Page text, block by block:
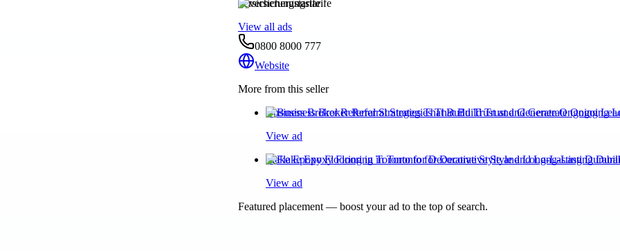
versicherungstarife
View all ads
0800 8000 777
Website
More from this seller
Business Broker Referral Strategies That Build Trust and Generate Ongoing
View ad
Flake Epoxy Flooring in Toronto for Decorative Style and Long-Lasting
View ad
Featured placement — boost your ad to the top of search.